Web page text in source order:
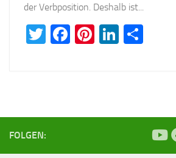
der Verbposition. Deshalb ist...
Twitter
Facebook
Pinterest
LinkedIn
FOLGEN: